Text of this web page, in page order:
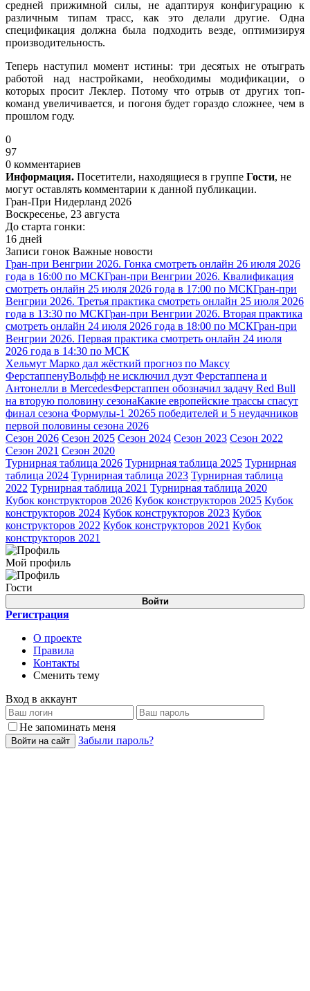
средней прижимной силы, не адаптируя конфигурацию к
различным типам трасс, как это делали другие. Одна
спецификация должна была подходить везде, оптимизируя
производительность.
Теперь наступил момент истины: три десятых не отыграть
работой над настройками, необходимы модификации, о
которых просит Леклер. Потому что отрыв от других топ-
команд увеличивается, и погоня будет гораздо сложнее, чем в
прошлом году.
0
97
0 комментариев
Информация. Посетители, находящиеся в группе Гости, не
могут оставлять комментарии к данной публикации.
Гран-При Нидерланд 2026
Воскресенье, 23 августа
До старта гонки:
16 дней
Записи гонок Важные новости
Гран-при Венгрии 2026. Гонка смотреть онлайн 26 июля 2026
года в 16:00 по МСКГран-при Венгрии 2026. Квалификация
смотреть онлайн 25 июля 2026 года в 17:00 по МСКГран-при
Венгрии 2026. Третья практика смотреть онлайн 25 июля 2026
года в 13:30 по МСКГран-при Венгрии 2026. Вторая практика
смотреть онлайн 24 июля 2026 года в 18:00 по МСКГран-при
Венгрии 2026. Первая практика смотреть онлайн 24 июля
2026 года в 14:30 по МСК
Хельмут Марко дал жёсткий прогноз по Максу
ФерстаппенуВольфф не исключил дуэт Ферстаппена и
Антонелли в MercedesФерстаппен обозначил задачу Red Bull
на вторую половину сезонаКакие европейские трассы спасут
финал сезона Формулы-1 20265 победителей и 5 неудачников
первой половины сезона 2026
Сезон 2026 Сезон 2025 Сезон 2024 Сезон 2023 Сезон 2022
Сезон 2021 Сезон 2020
Турнирная таблица 2026 Турнирная таблица 2025 Турнирная
таблица 2024 Турнирная таблица 2023 Турнирная таблица
2022 Турнирная таблица 2021 Турнирная таблица 2020
Кубок конструкторов 2026 Кубок конструкторов 2025 Кубок
конструкторов 2024 Кубок конструкторов 2023 Кубок
конструкторов 2022 Кубок конструкторов 2021 Кубок
конструкторов 2021
Мой профиль
Гости
Войти
Регистрация
О проекте
Правила
Контакты
Сменить тему
Вход в аккаунт
Не запоминать меня
Войти на сайт Забыли пароль?